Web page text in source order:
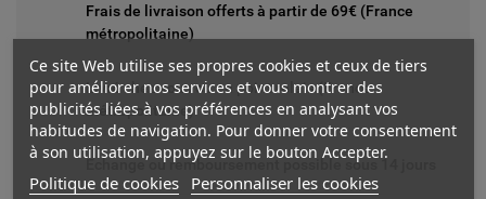
Frais de livraison offerts à partir de 69€ (France
métropolitaine)
Livré chez vous ou en point relais (France
métropolitaine)
Echange ou remboursement possible sous 14 jours
Ce site Web utilise ses propres cookies et ceux de tiers
pour améliorer nos services et vous montrer des
publicités liées à vos préférences en analysant vos
habitudes de navigation. Pour donner votre consentement
à son utilisation, appuyez sur le bouton Accepter.
Politique de cookies Personnaliser les cookies